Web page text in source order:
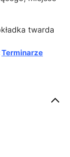
twarda
Terminarze